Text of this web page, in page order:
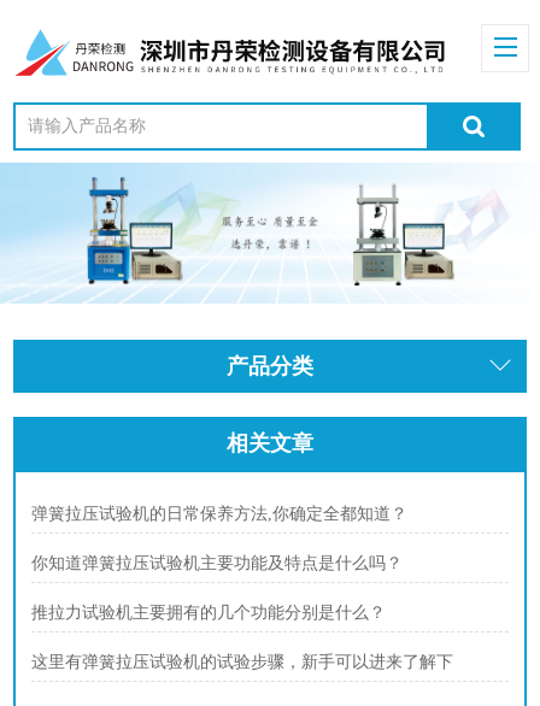
产品分类
相关文章
弹簧拉压试验机的日常保养方法,你确定全都知道？
你知道弹簧拉压试验机主要功能及特点是什么吗？
推拉力试验机主要拥有的几个功能分别是什么？
这里有弹簧拉压试验机的试验步骤，新手可以进来了解下